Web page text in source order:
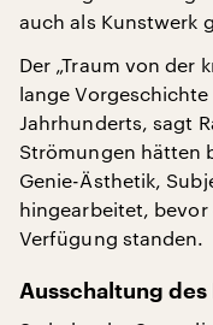
auch als Kunstwerk
Der „Traum von der
lange
Jahrhunderts, sagt
Strömungen hätten
Genie-Ästhetik,
hingearbeitet,
Verfügung standen.
Ausschaltung des